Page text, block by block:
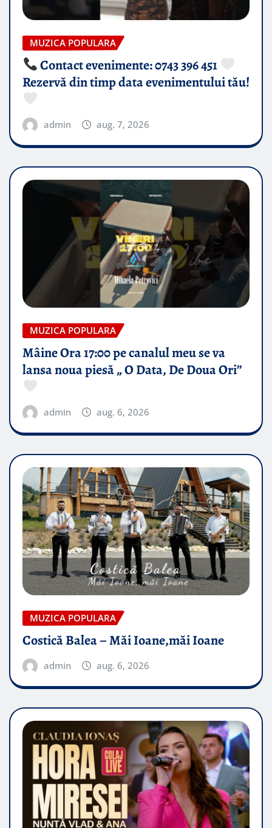
MUZICA POPULARA
Contact evenimente: 0743 396 451
Rezervă din timp data evenimentului tău!
admin aug. 7, 2026
MUZICA POPULARA
Mâine Ora 17:00 pe canalul meu se va
lansa noua piesă „ O Data, De Doua Ori”
admin aug. 6, 2026
MUZICA POPULARA
Costică Balea – Măi Ioane,măi Ioane
admin aug. 6, 2026